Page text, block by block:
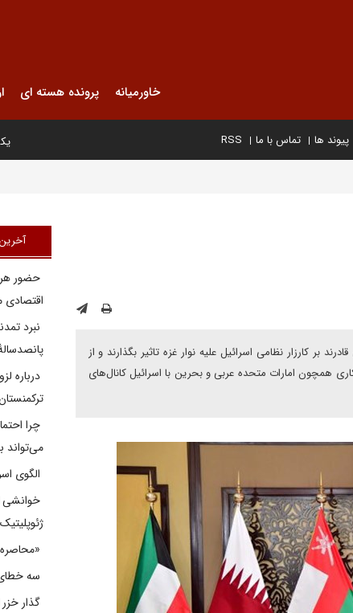
خاورمیانه پرونده هسته ای
پیوند ها تماس با ما RSS
بر کارزار نظامی اسرائیل علیه نوار غزه تاثیر بگذارند و از
همچون امارات متحده عربی و بحرین با اسرائیل کانال‌‌های
حضور
اقتصادی
نبرد
درباره
چرا
می‌تواند
الگوی
خوانشی
سه
گذار